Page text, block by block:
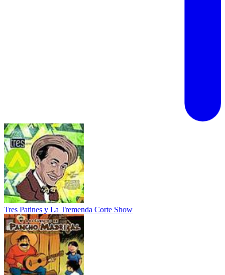
Tres Patines y La Tremenda Corte Show